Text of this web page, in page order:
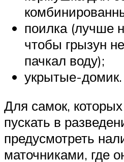
поилка (лучше
чтобы грызун
пачкал воду);
укрытые-домик.
Для самок,
пускать в
предусмотреть
маточниками, где